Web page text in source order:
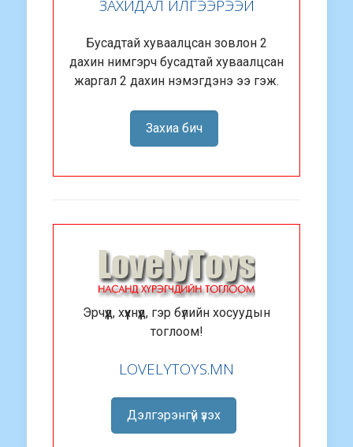
ЗАХИДАЛ ИЛГЭЭРЭЭЙ
Бусадтай хуваалцсан зовлон 2
дахин нимгэрч бусадтай хуваалцсан
жаргал 2 дахин нэмэгдэнэ ээ гэж.
Захиа бич
Эрчүүд, хүүхнүүд, гэр бүлийн хосуудын
тоглоом!
LOVELYTOYS.MN
Дэлгэрэнгүй үзэх